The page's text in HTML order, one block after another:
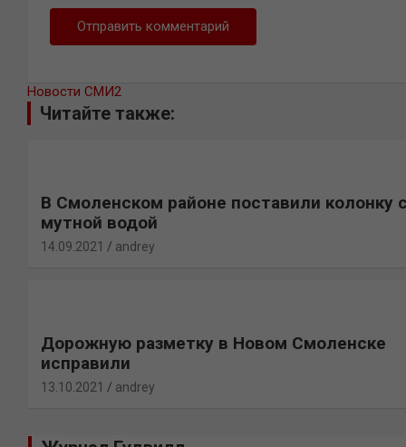
Новости СМИ2
Читайте также:
В Смоленском районе поставили колонку
мутной водой
14.09.2021 andrey
Дорожную разметку в Новом Смоленске
исправили
13.10.2021 andrey